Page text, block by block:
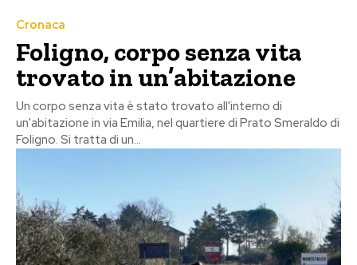
Cronaca
Foligno, corpo senza vita
trovato in un’abitazione
Un corpo senza vita è stato trovato all'interno di
un'abitazione in via Emilia, nel quartiere di Prato Smeraldo di
Foligno. Si tratta di un...